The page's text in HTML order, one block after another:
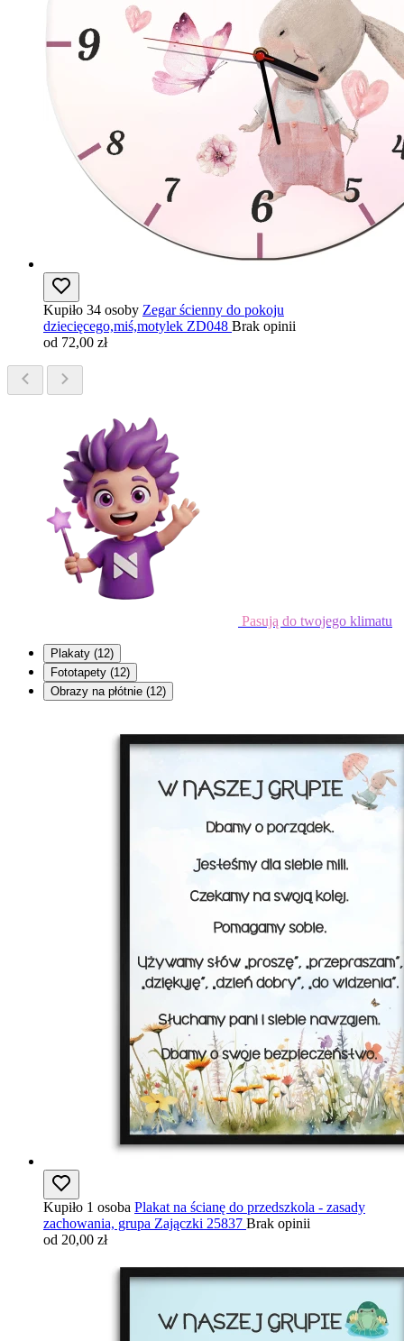
Kupiło 34 osoby Zegar ścienny do pokoju
dziecięcego,miś,motylek ZD048 Brak opinii
od 72,00 zł
Pasują do twojego klimatu
Plakaty (12)
Fototapety (12)
Obrazy na płótnie (12)
Kupiło 1 osoba Plakat na ścianę do przedszkola - zasady
zachowania, grupa Zajączki 25837 Brak opinii
od 20,00 zł